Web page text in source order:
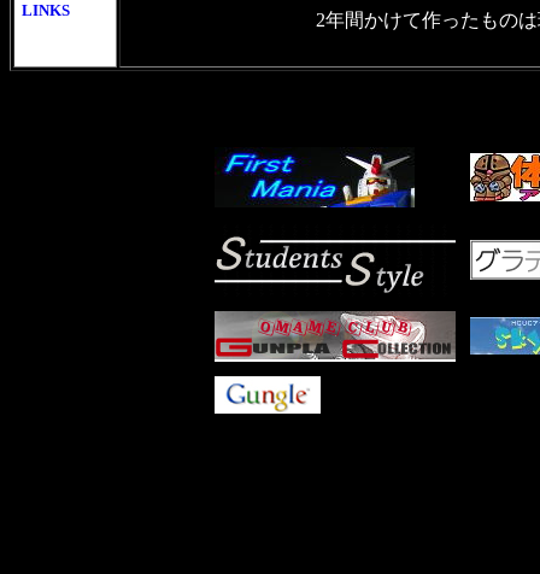
2年間かけて作ったもの
LINKS